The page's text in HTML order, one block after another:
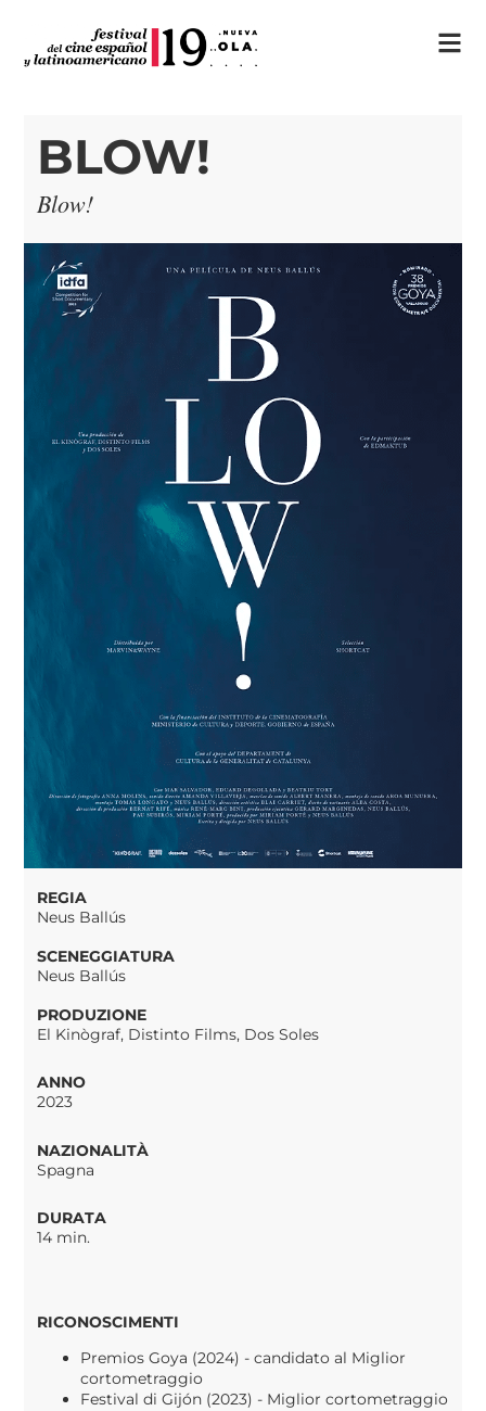
BLOW!
Blow!
REGIA
Neus Ballús
SCENEGGIATURA
Neus Ballús
PRODUZIONE
El Kinògraf, Distinto Films, Dos Soles
ANNO
2023
NAZIONALITÀ
Spagna
DURATA
14 min.
RICONOSCIMENTI
Premios Goya (2024) - candidato al Miglior
cortometraggio
Festival di Gijón (2023) - Miglior cortometraggio